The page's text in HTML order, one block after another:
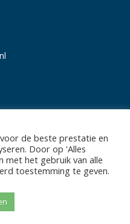
de beste prestatie en
Door op 'Alles
met het gebruik van alle
toestemming te geven.